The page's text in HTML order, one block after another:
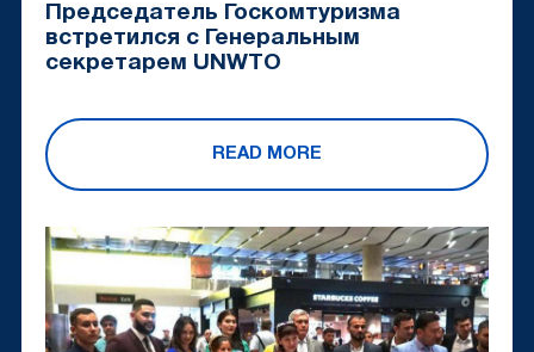
Председатель Госкомтуризма
встретился с Генеральным
секретарем UNWTO
READ MORE